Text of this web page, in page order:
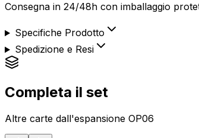
Consegna in 24/48h con imballaggio
Specifiche Prodotto
Spedizione e Resi
Completa il set
Altre carte dall'espansione OP06